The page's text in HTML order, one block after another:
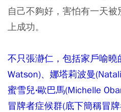
自己不夠好，害怕有一天
上成功。
不只張瀞仁，包括家戶喻曉
Watson)、娜塔莉波曼
蜜雪兒‧歐巴馬(Michelle
冒牌者症候群(底下簡稱冒牌